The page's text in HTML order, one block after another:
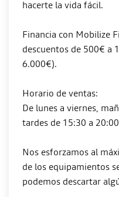
hacerte la vida fácil.
Financia con Mobilize
descuentos de 500€ a
6.000€).
Horario de ventas:
De lunes a viernes,
tardes de 15:30 a
Nos esforzamos al
de los equipamientos
podemos descartar